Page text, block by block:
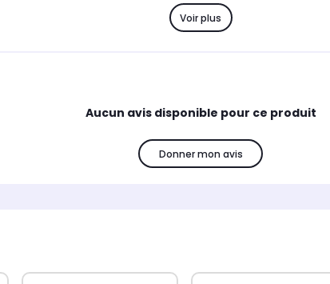
Voir plus
Aucun avis disponible pour ce produit
Donner mon avis